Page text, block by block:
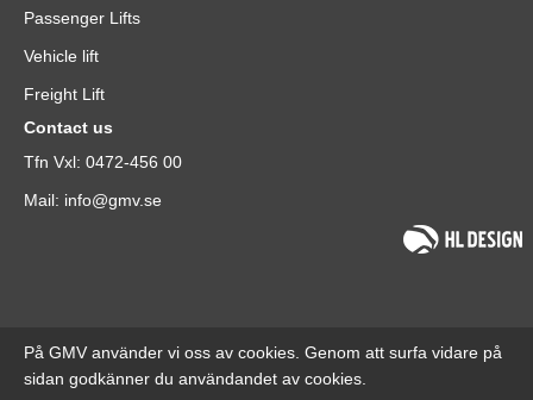
Passenger Lifts
Vehicle lift
Freight Lift
Contact us
Tfn Vxl: 0472-456 00
Mail: info@gmv.se
På GMV använder vi oss av cookies. Genom att surfa vidare på
sidan godkänner du användandet av cookies.